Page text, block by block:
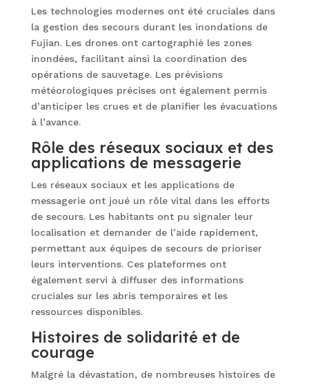
Les technologies modernes ont été cruciales dans
la gestion des secours durant les inondations de
Fujian. Les drones ont cartographié les zones
inondées, facilitant ainsi la coordination des
opérations de sauvetage. Les prévisions
météorologiques précises ont également permis
d’anticiper les crues et de planifier les évacuations
à l’avance.
Rôle des réseaux sociaux et des
applications de messagerie
Les réseaux sociaux et les applications de
messagerie ont joué un rôle vital dans les efforts
de secours. Les habitants ont pu signaler leur
localisation et demander de l’aide rapidement,
permettant aux équipes de secours de prioriser
leurs interventions. Ces plateformes ont
également servi à diffuser des informations
cruciales sur les abris temporaires et les
ressources disponibles.
Histoires de solidarité et de
courage
Malgré la dévastation, de nombreuses histoires de